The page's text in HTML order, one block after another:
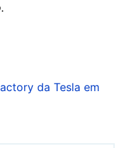
da Tesla em